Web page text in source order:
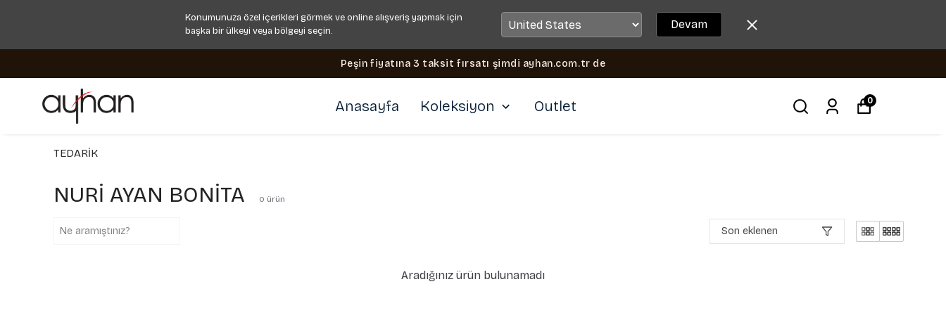
Konumunuza özel içerikleri görmek ve online alışveriş yapmak için
başka bir ülkeyi veya bölgeyi seçin.
Devam
Peşin fiyatına 3 taksit fırsatı şimdi ayhan.com.tr de
Anasayfa Koleksiyon Outlet 0
TEDARİK
NURİ AYAN BONİTA 0 ürün
Son eklenen
Aradığınız ürün bulunamadı